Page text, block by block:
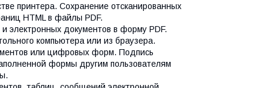
принтера. Сохранение отсканированных
HTML в файлы PDF.
документов в форму PDF.
компьютера или из браузера.
или цифровых форм. Подпись
формы другим пользователям